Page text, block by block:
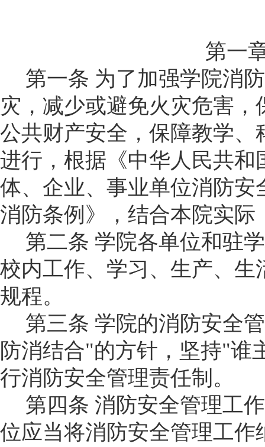
第一
第一条 为了加强学院消
灾，减少或避免火灾危害
公共财产安全，保障教学
进行，根据《中华人民共
体、企业、事业单位消防
消防条例》，结合本院实际
第二条 学院各单位和驻
校内工作、学习、生产、
规程。
第三条 学院的消防安全
防消结合"的方针，坚持"谁
行消防安全管理责任制。
第四条 消防安全管理工
位应当将消防安全管理工